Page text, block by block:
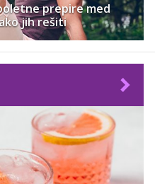
prepire med
jih rešiti